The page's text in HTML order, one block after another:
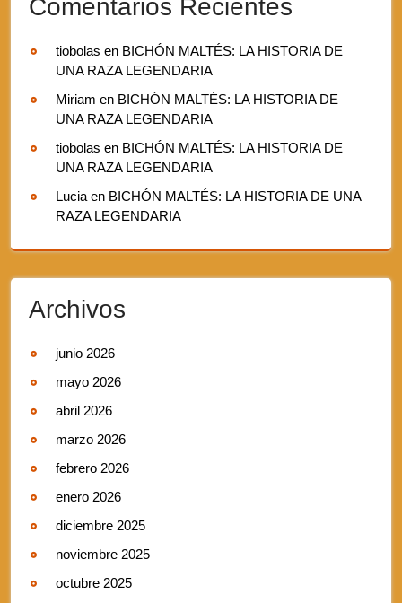
Comentarios Recientes
tiobolas en BICHÓN MALTÉS: LA HISTORIA DE
UNA RAZA LEGENDARIA
Miriam en BICHÓN MALTÉS: LA HISTORIA DE
UNA RAZA LEGENDARIA
tiobolas en BICHÓN MALTÉS: LA HISTORIA DE
UNA RAZA LEGENDARIA
Lucia en BICHÓN MALTÉS: LA HISTORIA DE UNA
RAZA LEGENDARIA
Archivos
junio 2026
mayo 2026
abril 2026
marzo 2026
febrero 2026
enero 2026
diciembre 2025
noviembre 2025
octubre 2025